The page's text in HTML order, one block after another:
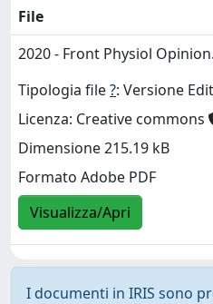
File
2020 - Front Physiol
Tipologia file?: Versione
Licenza: Creative commons
Dimensione 215.19 kB
Formato Adobe PDF
Visualizza/Apri
I documenti in IRIS sono